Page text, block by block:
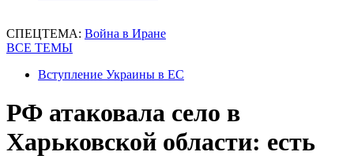
СПЕЦТЕМА: Война в Иране
ВСЕ ТЕМЫ
Вступление Украины в ЕС
РФ атаковала село в
Харьковской области: есть